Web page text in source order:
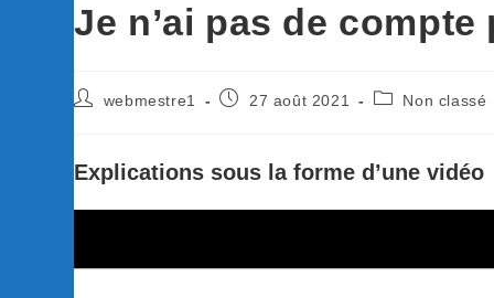
Je n’ai pas de compte
Auteur/autrice
publication :
webmestre1
Publication
27 août 2021
PostNon classé
Explications sous la forme d’une vidéo